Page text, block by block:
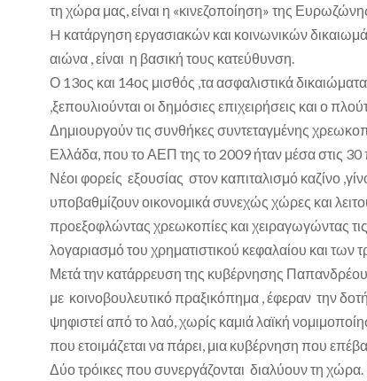
τη χώρα μας, είναι η «κινεζοποίηση» της
H κατάργηση εργασιακών και κοινωνικών
αιώνα , είναι η βασική τους κατεύθυνση.
Ο 13ος και 14ος μισθός ,τα ασφαλιστικά δικαιώματα
,ξεπουλιούνται οι δημόσιες επιχειρήσεις και ο
Δημιουργούν τις συνθήκες συντεταγμένης
Ελλάδα, που το ΑΕΠ της το 2009 ήταν μέσα στις
Νέοι φορείς εξουσίας στον καπιταλισμό καζίνο
υποβαθμίζουν οικονομικά συνεχώς χώρες και
προεξοφλώντας χρεωκοπίες και χειραγωγώντας τις
λογαριασμό του χρηματιστικού κεφαλαίου και των
Μετά την κατάρρευση της κυβέρνησης
με κοινοβουλευτικό πραξικόπημα , έφεραν την
ψηφιστεί από το λαό, χωρίς καμιά λαϊκή
που ετοιμάζεται να πάρει, μια κυβέρνηση που
Δύο τρόικες που συνεργάζονται διαλύουν τη